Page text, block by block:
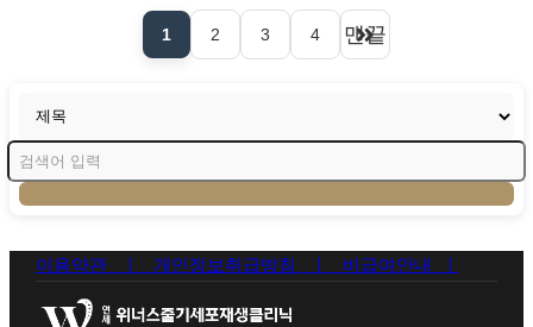
1 2 3 4 맨끝
이용약관 ㅣ 개인정보취급방침 ㅣ 비급여안내 ㅣ